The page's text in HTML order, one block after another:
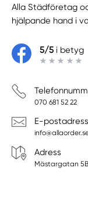
Alla Städföretag
hjälpande hand i
5/5i betyg
070 681 52 22
E-postadress
Adress
Mästargatan